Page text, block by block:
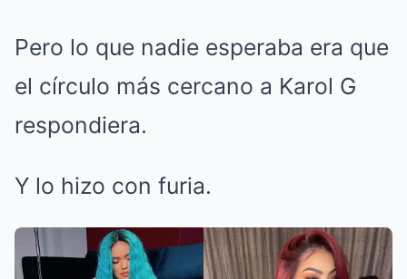
Pero lo que nadie esperaba era que
el círculo más cercano a Karol G
respondiera.
Y lo hizo con furia.